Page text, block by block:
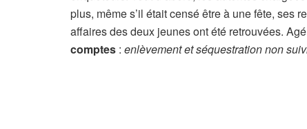
plus, même s’il était censé être à une fête, ses
affaires des deux jeunes ont été retrouvées.
comptes : enlèvement et séquestration non